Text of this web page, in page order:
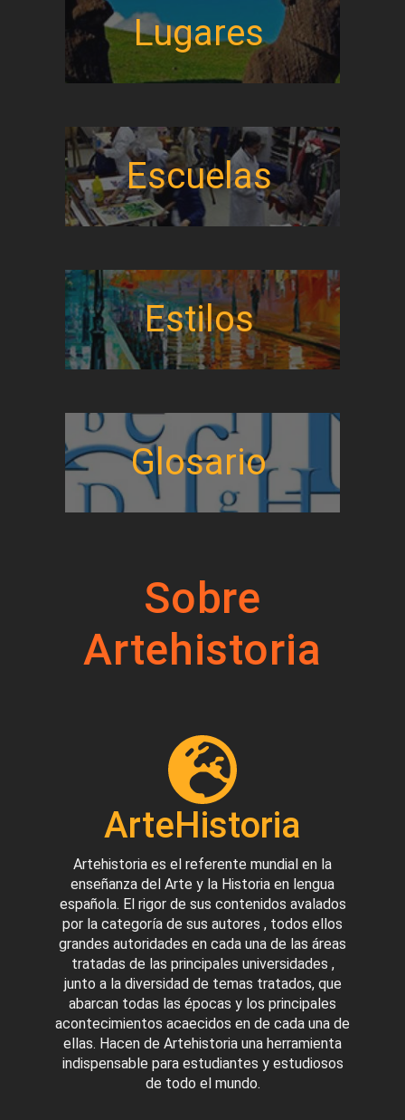
Lugares
Escuelas
Estilos
Glosario
Sobre
Artehistoria
ArteHistoria
Artehistoria es el referente mundial en la
enseñanza del Arte y la Historia en lengua
española. El rigor de sus contenidos avalados
por la categoría de sus autores , todos ellos
grandes autoridades en cada una de las áreas
tratadas de las principales universidades ,
junto a la diversidad de temas tratados, que
abarcan todas las épocas y los principales
acontecimientos acaecidos en de cada una de
ellas. Hacen de Artehistoria una herramienta
indispensable para estudiantes y estudiosos
de todo el mundo.